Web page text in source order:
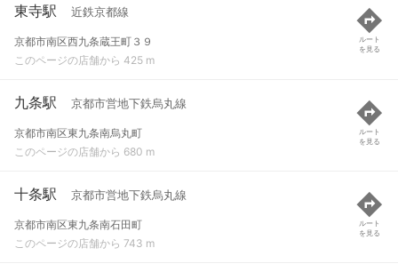
東寺駅 近鉄京都線
京都市南区西九条蔵王町３９
このページの店舗から 425 m
ルート
を見る
九条駅 京都市営地下鉄烏丸線
京都市南区東九条南烏丸町
このページの店舗から 680 m
ルート
を見る
十条駅 京都市営地下鉄烏丸線
京都市南区東九条南石田町
このページの店舗から 743 m
ルート
を見る